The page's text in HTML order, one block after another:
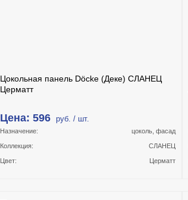
Цокольная панель Döcke (Деке) СЛАНЕЦ
Церматт
Цена: 596 руб. / шт.
Назначение: цоколь, фасад
Коллекция: СЛАНЕЦ
Цвет: Церматт